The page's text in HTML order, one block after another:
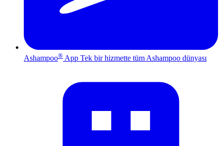
Ashampoo® App Tek bir hizmette tüm Ashampoo dünyası